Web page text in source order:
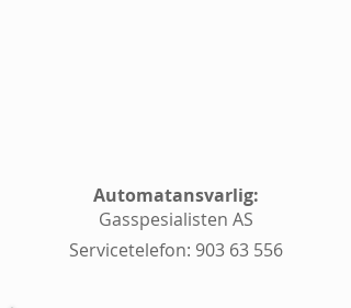
Automatansvarlig:
Gasspesialisten AS
Servicetelefon: 903 63 556